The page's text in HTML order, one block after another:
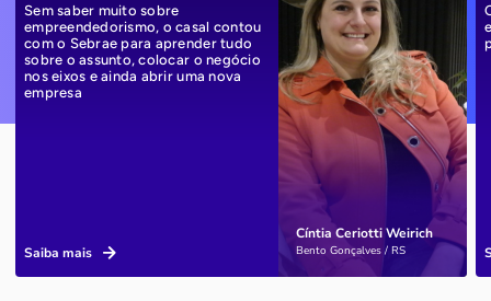
Cíntia Ceriotti Weirich
Bento Gonçalves / RS
Sem saber muito sobre
empreendedorismo, o casal contou
com o Sebrae para aprender tudo
sobre o assunto, colocar o negócio
nos eixos e ainda abrir uma nova
empresa
Saiba mais